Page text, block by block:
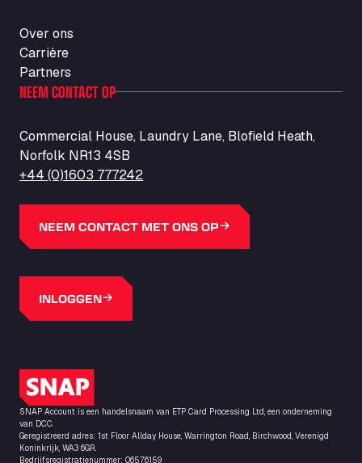
Over ons
Carrière
Partners
NEEM CONTACT OP
Commercial House, Laundry Lane, Blofield Heath,
Norfolk NR13 4SB
+44 (0)1603 777242
NEEM CONTACT MET ONS OP
INLOGGEN
SNAP-logo
SNAP Account is een handelsnaam van ETP Card Processing Ltd, een onderneming
van DCC.
Geregistreerd adres: 1st Floor Allday House, Warrington Road, Birchwood, Verenigd
Koninkrijk, WA3 6GR.
Bedrijfsregistratienummer: 06576159